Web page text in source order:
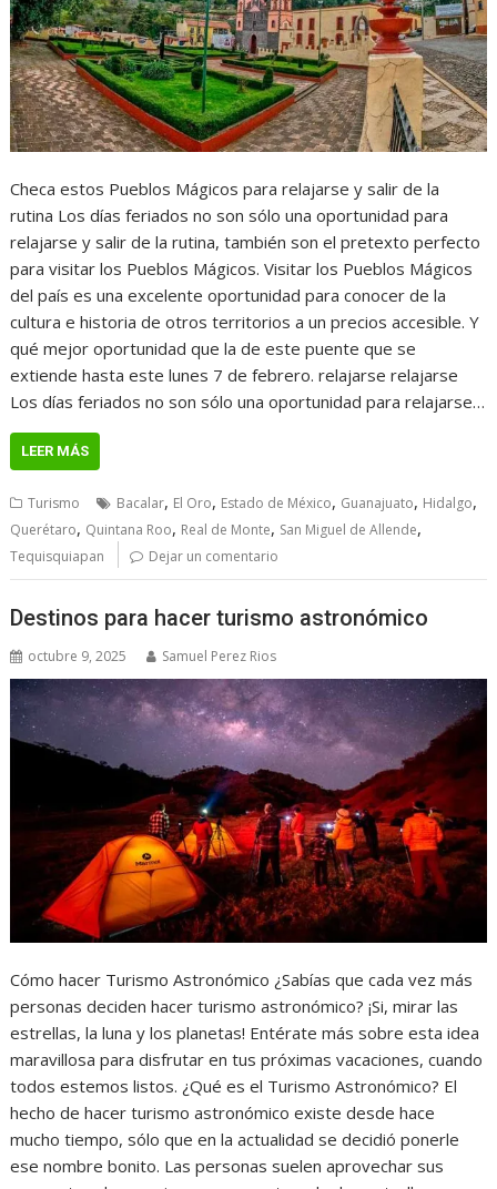
Checa estos Pueblos Mágicos para relajarse y salir de la
rutina Los días feriados no son sólo una oportunidad para
relajarse y salir de la rutina, también son el pretexto perfecto
para visitar los Pueblos Mágicos. Visitar los Pueblos Mágicos
del país es una excelente oportunidad para conocer de la
cultura e historia de otros territorios a un precios accesible. Y
qué mejor oportunidad que la de este puente que se
extiende hasta este lunes 7 de febrero. relajarse relajarse
Los días feriados no son sólo una oportunidad para relajarse…
LEER MÁS
Turismo Bacalar, El Oro, Estado de México, Guanajuato, Hidalgo,
Querétaro, Quintana Roo, Real de Monte, San Miguel de Allende,
Tequisquiapan Dejar un comentario
Destinos para hacer turismo astronómico
octubre 9, 2025 Samuel Perez Rios
Cómo hacer Turismo Astronómico ¿Sabías que cada vez más
personas deciden hacer turismo astronómico? ¡Si, mirar las
estrellas, la luna y los planetas! Entérate más sobre esta idea
maravillosa para disfrutar en tus próximas vacaciones, cuando
todos estemos listos. ¿Qué es el Turismo Astronómico? El
hecho de hacer turismo astronómico existe desde hace
mucho tiempo, sólo que en la actualidad se decidió ponerle
ese nombre bonito. Las personas suelen aprovechar sus